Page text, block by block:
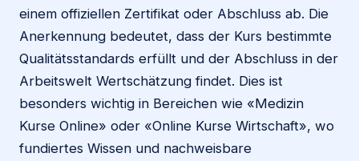
einem offiziellen Zertifikat oder Abschluss ab. Die
Anerkennung bedeutet, dass der Kurs bestimmte
Qualitätsstandards erfüllt und der Abschluss in der
Arbeitswelt Wertschätzung findet. Dies ist
besonders wichtig in Bereichen wie «Medizin
Kurse Online» oder «Online Kurse Wirtschaft», wo
fundiertes Wissen und nachweisbare